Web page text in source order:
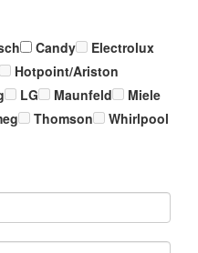
Candy
Electrolux
Hotpoint/Ariston
LG Maunfeld
Miele
Thomson
Whirlpool